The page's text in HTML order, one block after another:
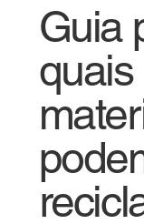
Guia
quais